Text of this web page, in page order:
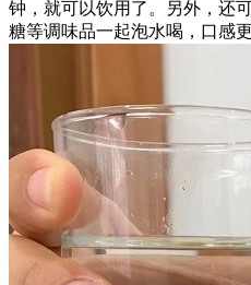
钟，就可以饮用了。另外，还
糖等调味品一起泡水喝，口感更